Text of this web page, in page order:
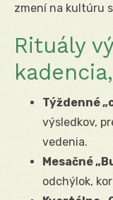
zmení na kultúru
Rituály
Týždenné
výsledkov,
vedenia.
Mesačné
odchýlok,